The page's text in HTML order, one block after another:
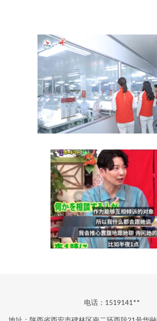
电话：1519141**